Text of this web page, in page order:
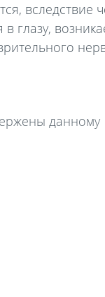
вследствие
глазу,
данному